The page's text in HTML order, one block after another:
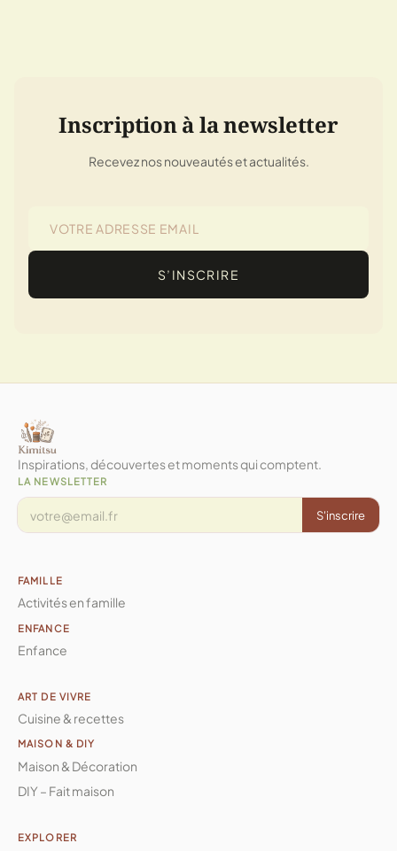
Inscription à la newsletter
Recevez nos nouveautés et actualités.
S’INSCRIRE
Inspirations, découvertes et moments qui comptent.
LA NEWSLETTER
S'inscrire
FAMILLE
Activités en famille
ENFANCE
Enfance
ART DE VIVRE
Cuisine & recettes
MAISON & DIY
Maison & Décoration
DIY – Fait maison
EXPLORER